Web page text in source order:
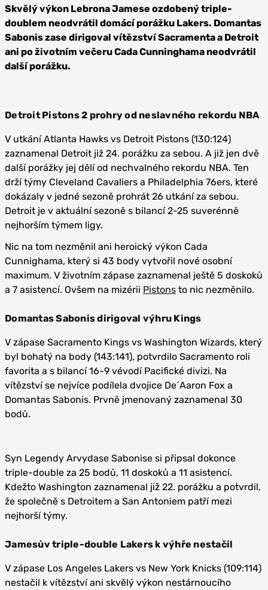
Depositphotos
Skvělý výkon Lebrona Jamese ozdobený triple-
doublem neodvrátil domácí porážku Lakers. Domantas
Sabonis zase dirigoval vítězství Sacramenta a Detroit
ani po životním večeru Cada Cunninghama neodvrátil
další porážku.
Detroit Pistons 2 prohry od neslavného rekordu NBA
V utkání Atlanta Hawks vs Detroit Pistons (130:124)
zaznamenal Detroit již 24. porážku za sebou. A již jen dvě
další porážky jej dělí od nechvalného rekordu NBA. Ten
drží týmy Cleveland Cavaliers a Philadelphia 76ers, které
dokázaly v jedné sezoně prohrát 26 utkání za sebou.
Detroit je v aktuální sezoně s bilancí 2-25 suverénně
nejhorším týmem ligy.
Nic na tom nezměnil ani heroický výkon Cada
Cunnighama, který si 43 body vytvořil nové osobní
maximum. V životním zápase zaznamenal ještě 5 doskoků
a 7 asistencí. Ovšem na mizérii Pistons to nic nezměnilo.
Domantas Sabonis dirigoval výhru Kings
V zápase Sacramento Kings vs Washington Wizards, který
byl bohatý na body (143:141), potvrdilo Sacramento roli
favorita a s bilancí 16-9 vévodí Pacifické divizi. Na
vítězství se nejvíce podílela dvojice De´Aaron Fox a
Domantas Sabonis. Prvně jmenovaný zaznamenal 30
bodů.
Syn Legendy Arvydase Sabonise si připsal dokonce
triple-double za 25 bodů, 11 doskoků a 11 asistencí.
Kdežto Washington zaznamenal již 22. porážku a potvrdil,
že společně s Detroitem a San Antoniem patří mezi
nejhorší týmy.
Jamesův triple-double Lakers k výhře nestačil
V zápase Los Angeles Lakers vs New York Knicks (109:114)
nestačil k vítězství ani skvělý výkon nestárnoucího